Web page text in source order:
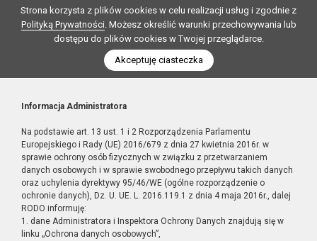
Strona korzysta z plików cookies w celu realizacji usług i zgodnie z
Polityką Prywatności. Możesz określić warunki przechowywania lub
dostępu do plików cookies w Twojej przeglądarce.
Akceptuję ciasteczka
Informacja Administratora
Na podstawie art. 13 ust. 1 i 2 Rozporządzenia Parlamentu
Europejskiego i Rady (UE) 2016/679 z dnia 27 kwietnia 2016r. w
sprawie ochrony osób fizycznych w związku z przetwarzaniem
danych osobowych i w sprawie swobodnego przepływu takich danych
oraz uchylenia dyrektywy 95/46/WE (ogólne rozporządzenie o
ochronie danych), Dz. U. UE. L. 2016.119.1 z dnia 4 maja 2016r., dalej
RODO informuję:
1. dane Administratora i Inspektora Ochrony Danych znajdują się w
linku „Ochrona danych osobowych”,